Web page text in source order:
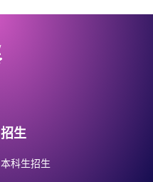
招生
本科生招生